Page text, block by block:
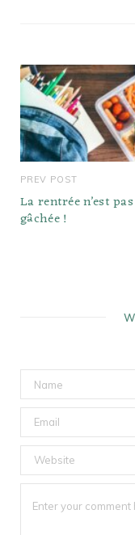
PREV POST
La rentrée n’est pas
gâchée !